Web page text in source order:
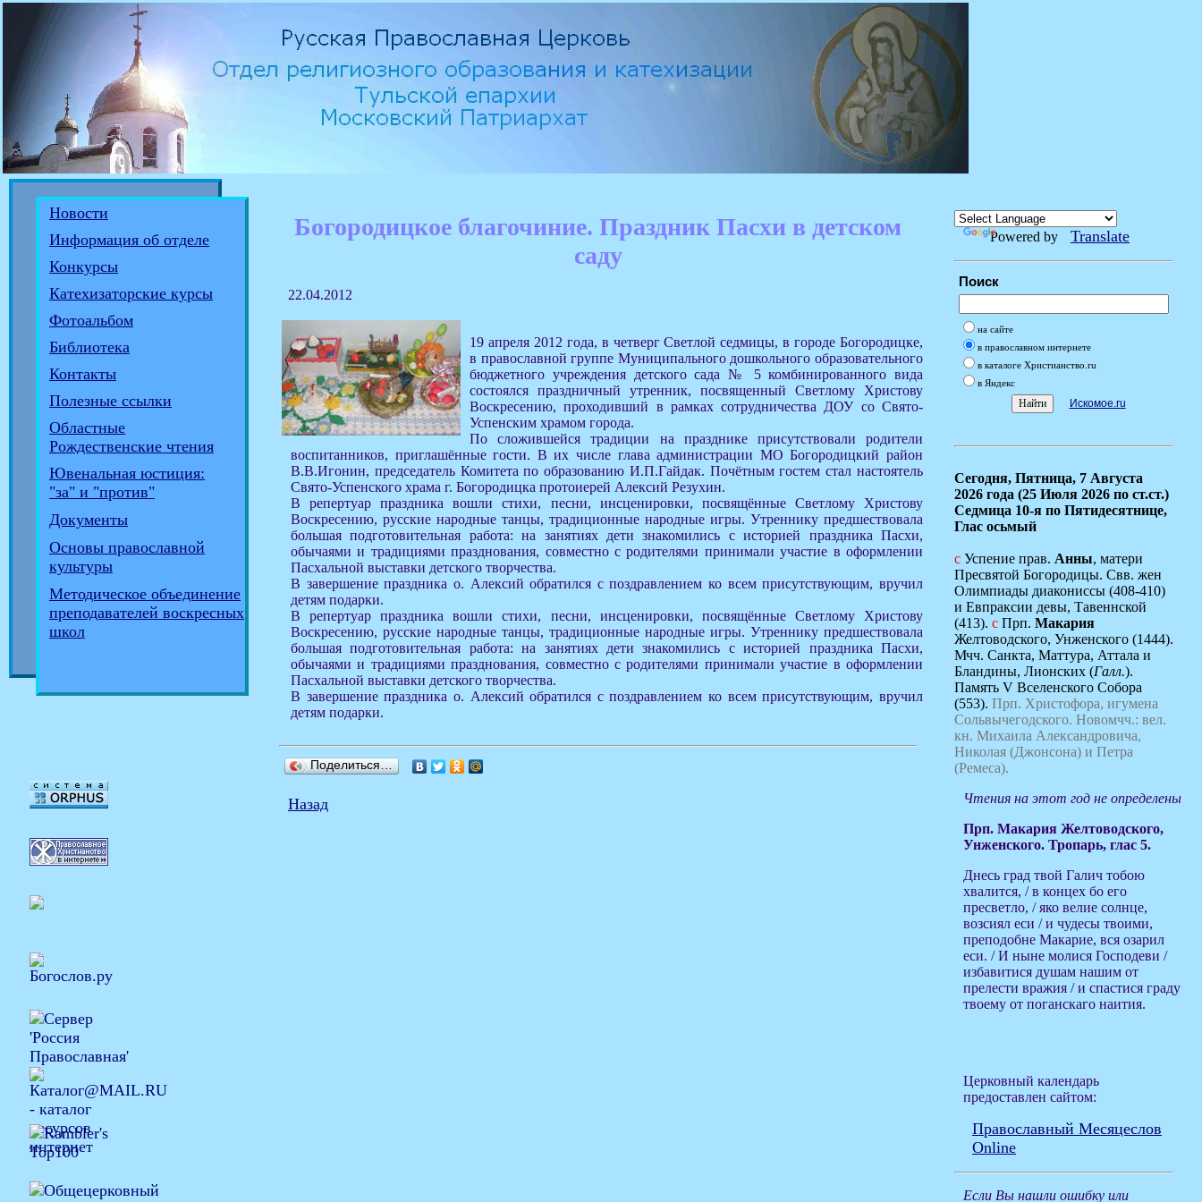
Новости
Информация об отделе
Конкурсы
Катехизаторские курсы
Фотоальбом
Библиотека
Контакты
Полезные ссылки
Областные
Рождественские чтения
Ювенальная юстиция:
"за" и "против"
Документы
Основы православной
культуры
Методическое объединение
преподавателей воскресных
школ
Богородицкое благочиние. Праздник Пасхи в детском
саду
22.04.2012
19 апреля 2012 года, в четверг Светлой седмицы, в городе Богородицке,
в православной группе Муниципального дошкольного образовательного
бюджетного учреждения детского сада № 5 комбинированного вида
состоялся праздничный утренник, посвященный Светлому Христову
Воскресению, проходивший в рамках сотрудничества ДОУ со Свято-
Успенским храмом города.
По сложившейся традиции на празднике присутствовали родители
воспитанников, приглашённые гости. В их числе глава администрации МО Богородицкий район
В.В.Игонин, председатель Комитета по образованию И.П.Гайдак. Почётным гостем стал настоятель
Свято-Успенского храма г. Богородицка протоиерей Алексий Резухин.
В репертуар праздника вошли стихи, песни, инсценировки, посвящённые Светлому Христову
Воскресению, русские народные танцы, традиционные народные игры. Утреннику предшествовала
большая подготовительная работа: на занятиях дети знакомились с историей праздника Пасхи,
обычаями и традициями празднования, совместно с родителями принимали участие в оформлении
Пасхальной выставки детского творчества.
В завершение праздника о. Алексий обратился с поздравлением ко всем присутствующим, вручил
детям подарки.
В репертуар праздника вошли стихи, песни, инсценировки, посвящённые Светлому Христову
Воскресению, русские народные танцы, традиционные народные игры. Утреннику предшествовала
большая подготовительная работа: на занятиях дети знакомились с историей праздника Пасхи,
обычаями и традициями празднования, совместно с родителями принимали участие в оформлении
Пасхальной выставки детского творчества.
В завершение праздника о. Алексий обратился с поздравлением ко всем присутствующим, вручил
детям подарки.
Поделиться…
Назад
Powered by Translate
Поиск
на сайте
в православном интернете
в каталоге Христианство.ru
в Яндекс
Искомое.ru
Сегодня, Пятница, 7 Августа
2026 года (25 Июля 2026 по ст.ст.)
Седмица 10-я по Пятидесятнице,
Глас осьмый
с Успение прав. Анны, матери
Пресвятой Богородицы. Свв. жен
Олимпиады диакониссы (408-410)
и Евпраксии девы, Тавеннской
(413). с Прп. Макария
Желтоводского, Унженского (1444).
Мчч. Санкта, Маттура, Аттала и
Бландины, Лионских (Галл.).
Память V Вселенского Собора
(553). Прп. Христофора, игумена
Сольвычегодского. Новомчч.: вел.
кн. Михаила Александровича,
Николая (Джонсона) и Петра
(Ремеса).
Чтения на этот год не определены
Прп. Макария Желтоводского,
Унженского. Тропарь, глас 5.
Днесь град твой Галич тобою
хвалится, / в концех бо его
пресветло, / яко велие солнце,
возсиял еси / и чудесы твоими,
преподобне Макарие, вся озарил
еси. / И ныне молися Господеви /
избавитися душам нашим от
прелести вражия / и спастися граду
твоему от поганскаго наития.
Церковный календарь
предоставлен сайтом:
Православный Месяцеслов
Online
Если Вы нашли ошибку или